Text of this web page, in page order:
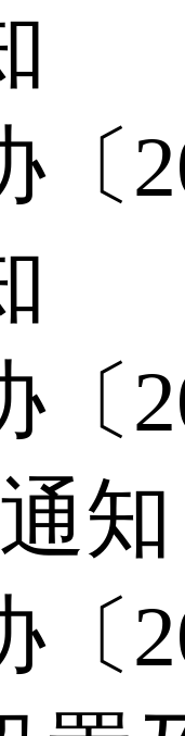
〔
〔
知
〔